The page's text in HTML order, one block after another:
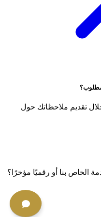
تقديم ملاحظاتك حول
الخاص بنا أو رقميًا مؤخرًا؟